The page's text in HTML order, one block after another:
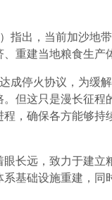
指出，当前加沙地
重建当地粮食生产
成停火协议，为
但这只是漫长征程
，确保各方能够持
长远，致力于建
基础设施重建，